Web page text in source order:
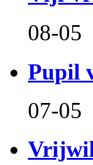
08-05
Pupil
07-05